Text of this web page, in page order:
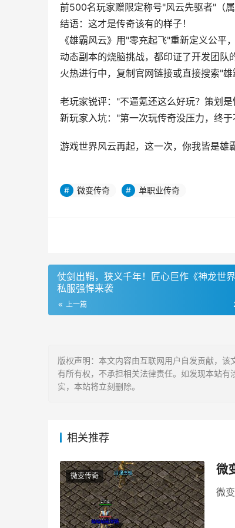
前500名玩家赠限定称号"风云先驱者"（属
结语：这才是传奇该有的样子！
《雄霸风云》用"零充起飞"重新定义公
动态副本的烧脑挑战，都印证了开发团
火热进行中，复制官网链接或直接搜索"
老玩家锐评："不逼氪还这么好玩？策划
新玩家入坑："第一次玩传奇没压力，终
游戏世界风云再起，这一次，你我皆是雄
微变传奇 单职业传奇
仗剑出鞘，狭义千年！匠心巨作《神龙世
私服强悍来袭
上一篇
版权声明：本文内容由互联网用户自发贡献，
有所有权，不承担相关法律责任。如发现本站
实，本站将立刻删除。
相关推荐
微变传奇 微
微